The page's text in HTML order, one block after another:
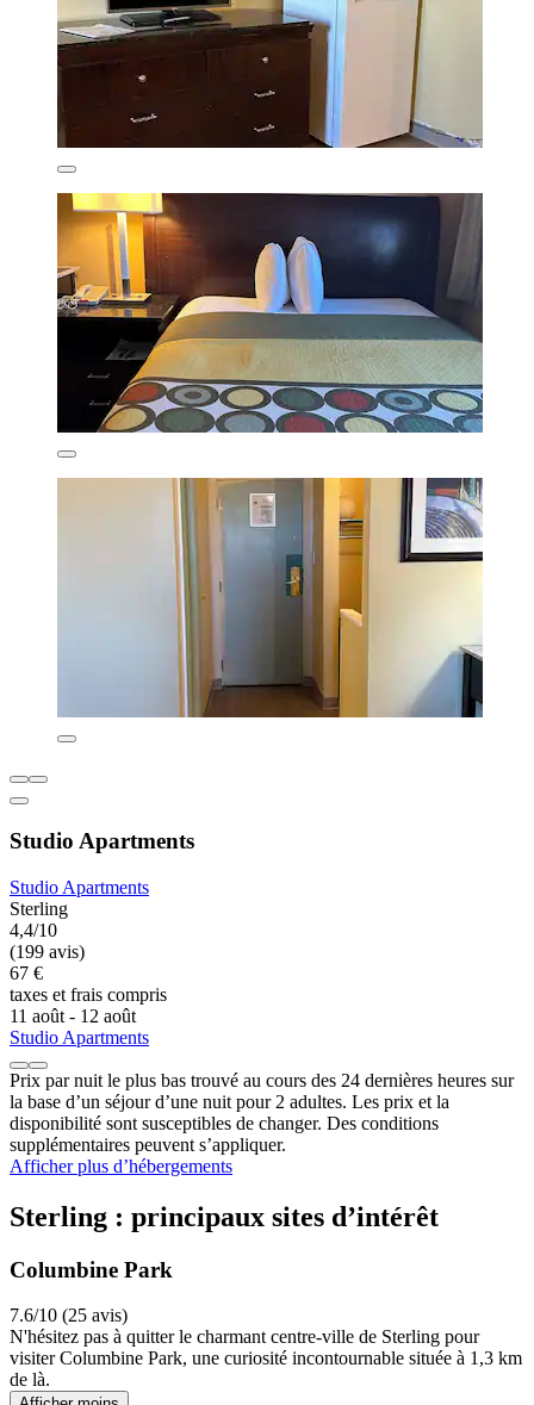
Studio Apartments
Studio Apartments
Sterling
4,4/10
(199 avis)
67 €
taxes et frais compris
11 août - 12 août
Studio Apartments
Prix par nuit le plus bas trouvé au cours des 24 dernières heures sur
la base d’un séjour d’une nuit pour 2 adultes. Les prix et la
disponibilité sont susceptibles de changer. Des conditions
supplémentaires peuvent s’appliquer.
Afficher plus d’hébergements
Sterling : principaux sites d’intérêt
Columbine Park
7.6/10 (25 avis)
N'hésitez pas à quitter le charmant centre-ville de Sterling pour
visiter Columbine Park, une curiosité incontournable située à 1,3 km
de là.